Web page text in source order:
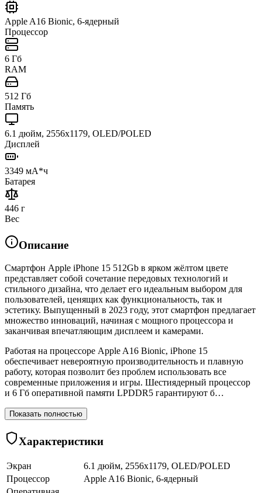
Apple A16 Bionic, 6-ядерный
Процессор
6 Гб
RAM
512 Гб
Память
6.1 дюйм, 2556x1179, OLED/POLED
Дисплей
3349 мА*ч
Батарея
446 г
Вес
Описание
Смартфон Apple iPhone 15 512Gb в ярком жёлтом цвете
представляет собой сочетание передовых технологий и
стильного дизайна, что делает его идеальным выбором для
пользователей, ценящих как функциональность, так и
эстетику. Выпущенный в 2023 году, этот смартфон предлагает
множество инноваций, начиная с мощного процессора и
заканчивая впечатляющим дисплеем и камерами.
Работая на процессоре Apple A16 Bionic, iPhone 15
обеспечивает невероятную производительность и плавную
работу, которая позволит без проблем использовать все
современные приложения и игры. Шестиядерный процессор
и 6 Гб оперативной памяти LPDDR5 гарантируют б…
Показать полностью
Характеристики
Экран
6.1 дюйм, 2556x1179, OLED/POLED
Процессор
Apple A16 Bionic, 6-ядерный